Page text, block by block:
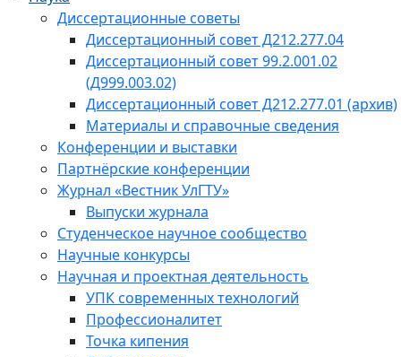
Диссертационные советы
Диссертационный совет Д212.277.04
Диссертационный совет 99.2.001.02
(Д999.003.02)
Диссертационный совет Д212.277.01 (архив)
Материалы и справочные сведения
Конференции и выставки
Партнёрские конференции
Журнал «Вестник УлГТУ»
Выпуски журнала
Студенческое научное сообщество
Научные конкурсы
Научная и проектная деятельность
УПК современных технологий
Профессионалитет
Точка кипения